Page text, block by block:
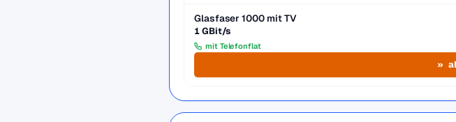
Glasfaser 1000 mit TV
1 GBit/s
mit Telefonflat